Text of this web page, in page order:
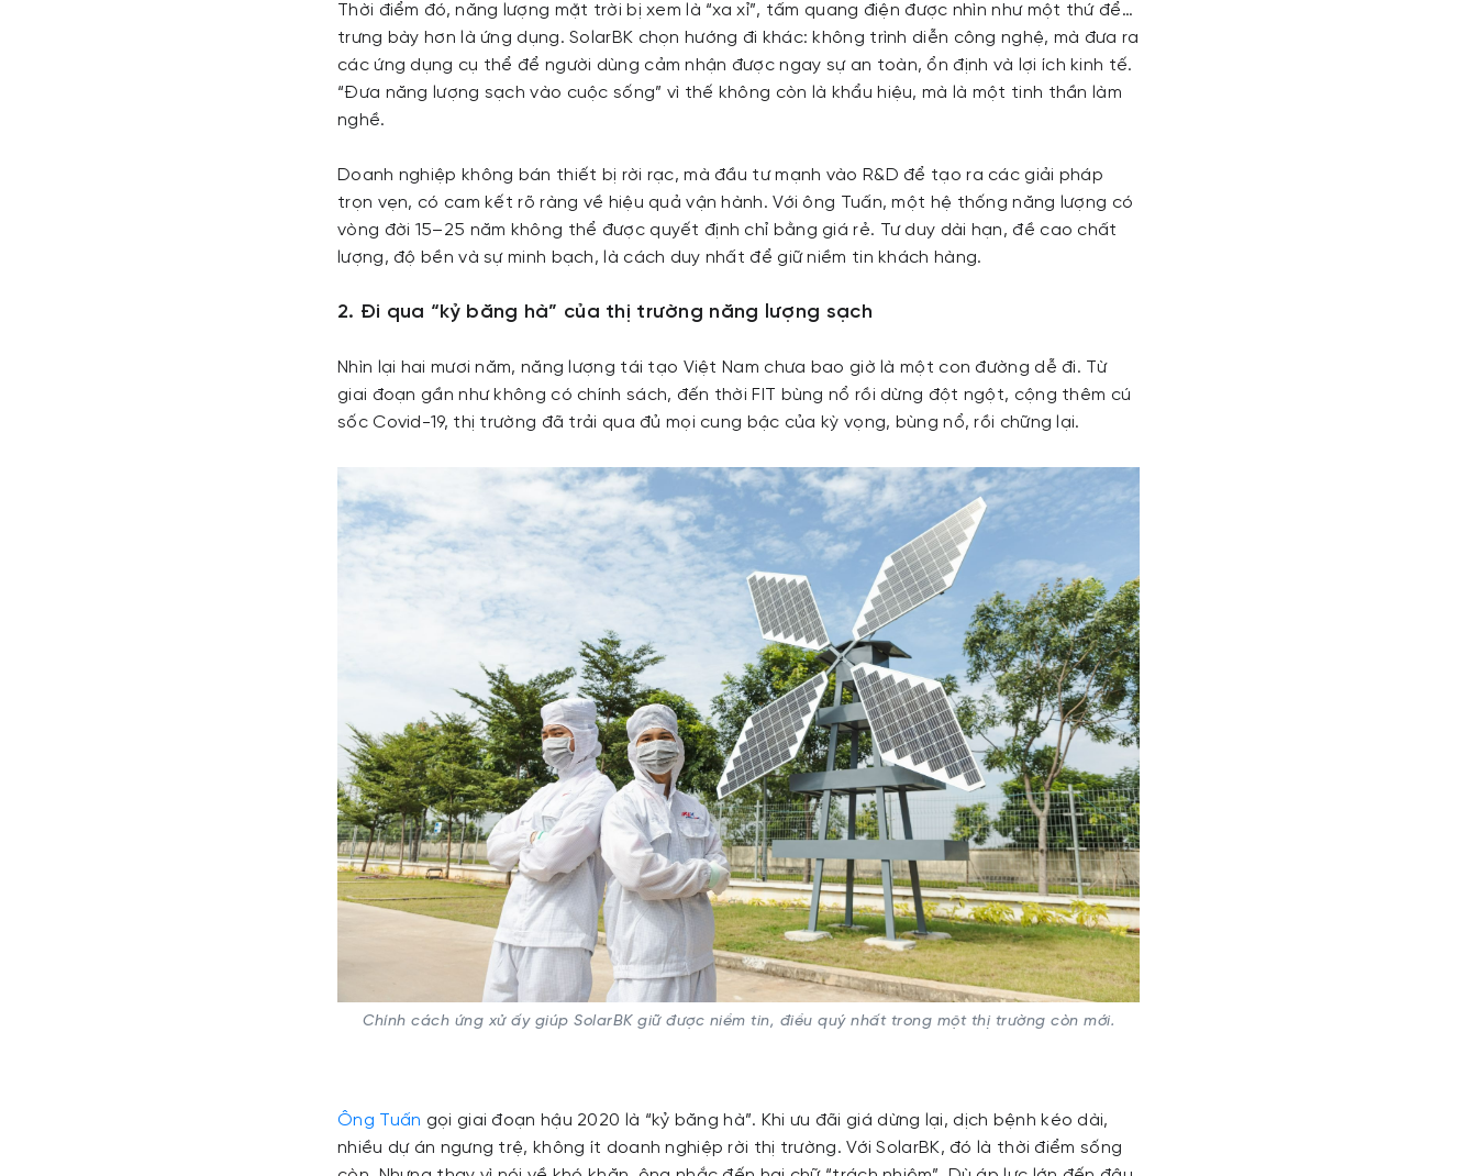
Thời điểm đó, năng lượng mặt trời bị xem là “xa xỉ”, tấm quang điện được nhìn như một thứ để…
trưng bày hơn là ứng dụng. SolarBK chọn hướng đi khác: không trình diễn công nghệ, mà đưa ra
các ứng dụng cụ thể để người dùng cảm nhận được ngay sự an toàn, ổn định và lợi ích kinh tế.
“Đưa năng lượng sạch vào cuộc sống” vì thế không còn là khẩu hiệu, mà là một tinh thần làm
nghề.
Doanh nghiệp không bán thiết bị rời rạc, mà đầu tư mạnh vào R&D để tạo ra các giải pháp
trọn vẹn, có cam kết rõ ràng về hiệu quả vận hành. Với ông Tuấn, một hệ thống năng lượng có
vòng đời 15–25 năm không thể được quyết định chỉ bằng giá rẻ. Tư duy dài hạn, đề cao chất
lượng, độ bền và sự minh bạch, là cách duy nhất để giữ niềm tin khách hàng.
2. Đi qua “kỷ băng hà” của thị trường năng lượng sạch
Nhìn lại hai mươi năm, năng lượng tái tạo Việt Nam chưa bao giờ là một con đường dễ đi. Từ
giai đoạn gần như không có chính sách, đến thời FIT bùng nổ rồi dừng đột ngột, cộng thêm cú
sốc Covid-19, thị trường đã trải qua đủ mọi cung bậc của kỳ vọng, bùng nổ, rồi chững lại.
Chính cách ứng xử ấy giúp SolarBK giữ được niềm tin, điều quý nhất trong một thị trường còn mới.
Ông Tuấn gọi giai đoạn hậu 2020 là “kỷ băng hà”. Khi ưu đãi giá dừng lại, dịch bệnh kéo dài,
nhiều dự án ngưng trệ, không ít doanh nghiệp rời thị trường. Với SolarBK, đó là thời điểm sống